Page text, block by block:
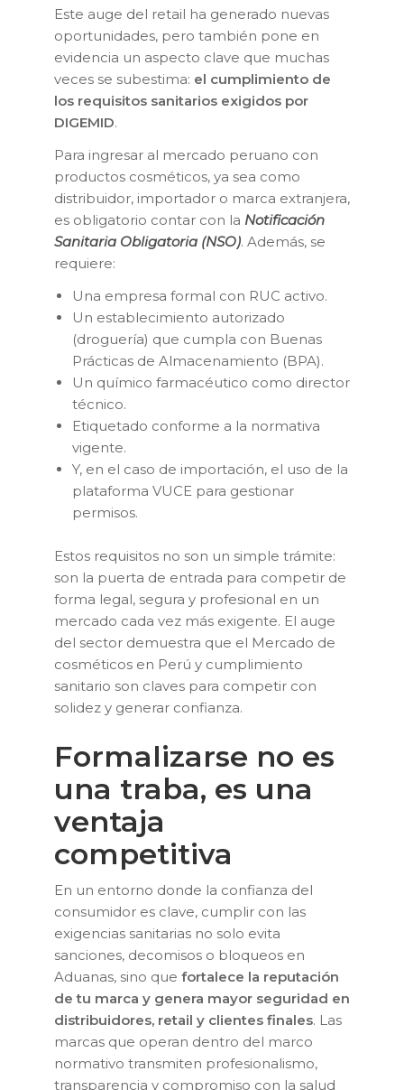
Este auge del retail ha generado nuevas
oportunidades, pero también pone en
evidencia un aspecto clave que muchas
veces se subestima: el cumplimiento de
los requisitos sanitarios exigidos por
DIGEMID.
Para ingresar al mercado peruano con
productos cosméticos, ya sea como
distribuidor, importador o marca extranjera,
es obligatorio contar con la Notificación
Sanitaria Obligatoria (NSO). Además, se
requiere:
Una empresa formal con RUC activo.
Un establecimiento autorizado
(droguería) que cumpla con Buenas
Prácticas de Almacenamiento (BPA).
Un químico farmacéutico como director
técnico.
Etiquetado conforme a la normativa
vigente.
Y, en el caso de importación, el uso de la
plataforma VUCE para gestionar
permisos.
Estos requisitos no son un simple trámite:
son la puerta de entrada para competir de
forma legal, segura y profesional en un
mercado cada vez más exigente. El auge
del sector demuestra que el Mercado de
cosméticos en Perú y cumplimiento
sanitario son claves para competir con
solidez y generar confianza.
Formalizarse no es
una traba, es una
ventaja
competitiva
En un entorno donde la confianza del
consumidor es clave, cumplir con las
exigencias sanitarias no solo evita
sanciones, decomisos o bloqueos en
Aduanas, sino que fortalece la reputación
de tu marca y genera mayor seguridad en
distribuidores, retail y clientes finales. Las
marcas que operan dentro del marco
normativo transmiten profesionalismo,
transparencia y compromiso con la salud